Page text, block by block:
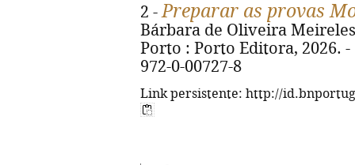
2 -Preparar as provas
Bárbara de Oliveira
Porto : Porto Editora, 2026. -
972-0-00727-8
Link persistente: http://